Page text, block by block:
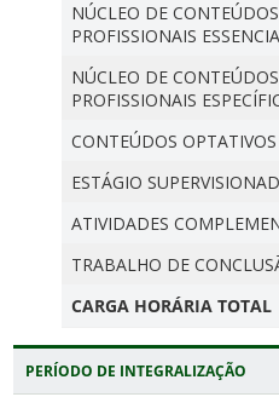
NÚCLEO DE CONTEÚDOS
PROFISSIONAIS
NÚCLEO DE CONTEÚDOS
PROFISSIONAIS
CONTEÚDOS OPTATIVOS
ESTÁGIO
ATIVIDADES
TRABALHO DE
CARGA HORÁRIA TOTAL
PERÍODO DE INTEGRALIZAÇÃO